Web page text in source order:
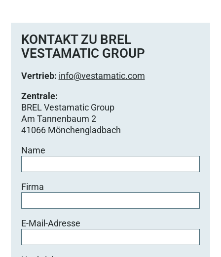
KONTAKT ZU BREL
VESTAMATIC GROUP
Vertrieb: info@vestamatic.com
Zentrale:
BREL Vestamatic Group
Am Tannenbaum 2
41066 Mönchengladbach
Name
Firma
E-Mail-Adresse